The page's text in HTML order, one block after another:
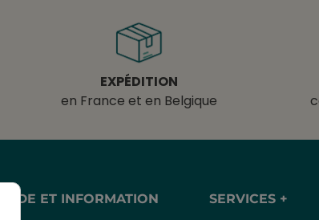
EXPÉDITION
en France et en Belgique
AIDE ET INFORMATION SERVICES +